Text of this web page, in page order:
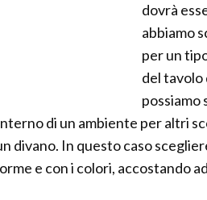
dovrà
abbiamo
per un
del tavolo
possiamo
di un ambiente per altri
divano. In questo caso
e con i colori, accostando